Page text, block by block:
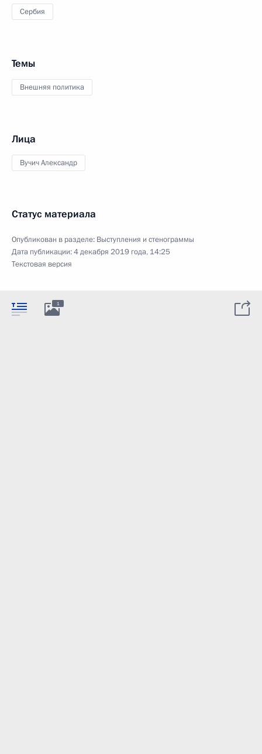
Сербия
Темы
Внешняя политика
Лица
Вучич Александр
Статус материала
Опубликован в разделе: Выступления и стенограммы
Дата публикации:4 декабря 2019 года, 14:25
Текстовая версия
1